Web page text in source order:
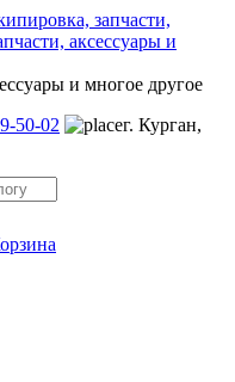
и многое другое
50-02
г. Курган,